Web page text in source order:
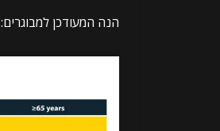
הנה המעודכן למבוגרים: